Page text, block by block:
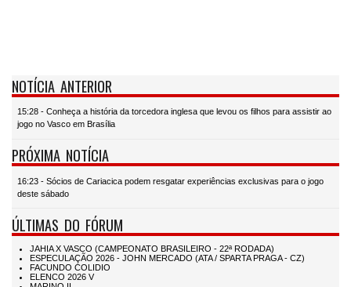
NOTÍCIA ANTERIOR
15:28 - Conheça a história da torcedora inglesa que levou os filhos para assistir ao
jogo no Vasco em Brasília
PRÓXIMA NOTÍCIA
16:23 - Sócios de Cariacica podem resgatar experiências exclusivas para o jogo
deste sábado
ÚLTIMAS DO FÓRUM